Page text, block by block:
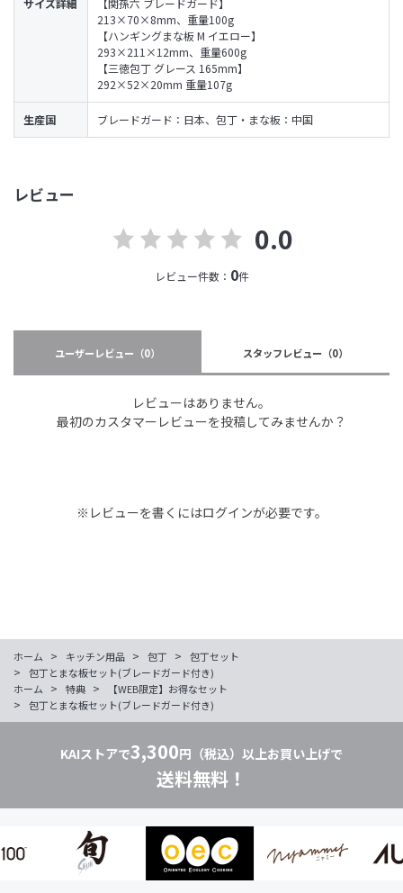
レビュー
0.0
レビュー件数： 0件
ユーザーレビュー （0） スタッフレビュー （0）
レビューはありません。
最初のカスタマーレビューを投稿してみませんか？
※レビューを書くにはログインが必要です。
213×70×8mm、重量100g
【ハンギングまな板 M イエロー】
293×211×12mm、重量600g
【三徳包丁 グレース 165mm】
292×52×20mm 重量107g
生産国 ブレードガード：日本、包丁・まな板：中国
ホーム > キッチン用品 > 包丁 > 包丁セット
>
包丁とまな板セット(ブレードガード付き)
ホーム
> 特典 > 【WEB限定】お得なセット
> 包丁とまな板セット(ブレードガード付き)
KAIストアで3,300円（税込）以上お買い上げで
送料無料！